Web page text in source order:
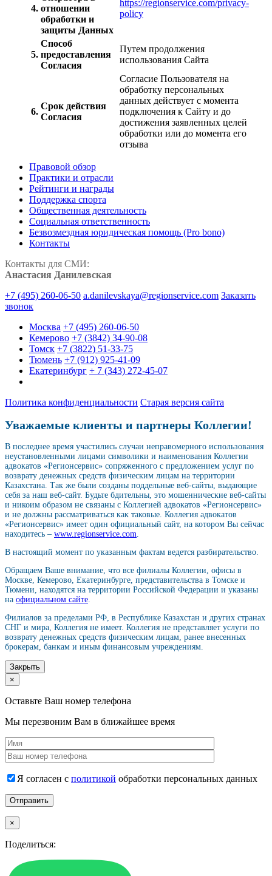
4. отношении
обработки и
защиты Данных
https://regionservice.com/privacy-
policy
5.
Способ
предоставления
Согласия
Путем продолжения
использования Сайта
6.
Срок действия
Согласия
Согласие Пользователя на
обработку персональных
данных действует с момента
подключения к Сайту и до
достижения заявленных целей
обработки или до момента его
отзыва
Правовой обзор
Практики и отрасли
Рейтинги и награды
Поддержка спорта
Общественная деятельность
Социальная ответственность
Безвозмездная юридическая помощь (Pro bono)
Контакты
Контакты для СМИ:
Анастасия Данилевская
+7 (495) 260-06-50 a.danilevskaya@regionservice.com Заказать
звонок
Москва +7 (495) 260-06-50
Кемерово +7 (3842) 34-90-08
Томск +7 (3822) 51-33-75
Тюмень +7 (912) 925-41-09
Екатеринбург + 7 (343) 272-45-07
Политика конфиденциальности Старая версия сайта
Уважаемые клиенты и партнеры Коллегии!
В последнее время участились случаи неправомерного использования
неустановленными лицами символики и наименования Коллегии
адвокатов «Регионсервис» сопряженного с предложением услуг по
возврату денежных средств физическим лицам на территории
Казахстана. Так же были созданы поддельные веб-сайты, выдающие
себя за наш веб-сайт. Будьте бдительны, это мошеннические веб-сайты
и никоим образом не связаны с Коллегией адвокатов «Регионсервис»
и не должны рассматриваться как таковые. Коллегия адвокатов
«Регионсервис» имеет один официальный сайт, на котором Вы сейчас
находитесь – www.regionservice.com
В настоящий момент по указанным фактам ведется разбирательство.
Обращаем Ваше внимание, что все филиалы Коллегии, офисы в
Москве, Кемерово, Екатеринбурге, представительства в Томске и
Тюмени, находятся на территории Российской Федерации и указаны
на официальном сайте
Филиалов за пределами РФ, в Республике Казахстан и других странах
СНГ и мира, Коллегия не имеет. Коллегия не представляет услуги по
возврату денежных средств физическим лицам, ранее внесенных
брокерам, банкам и иным финансовым учреждениям.
Закрыть
×
Оставьте Ваш номер телефона
Мы перезвоним Вам в ближайшее время
Я согласен с политикой обработки персональных данных
×
Поделиться: